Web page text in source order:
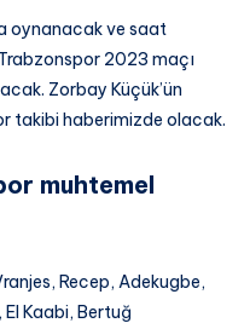
oynanacak ve saat
2023 maçı
Zorbay Küçük’ün
takibi haberimizde olacak.
muhtemel
Recep, Adekugbe,
Kaabi, Bertuğ